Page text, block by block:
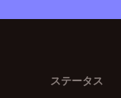
ステータス